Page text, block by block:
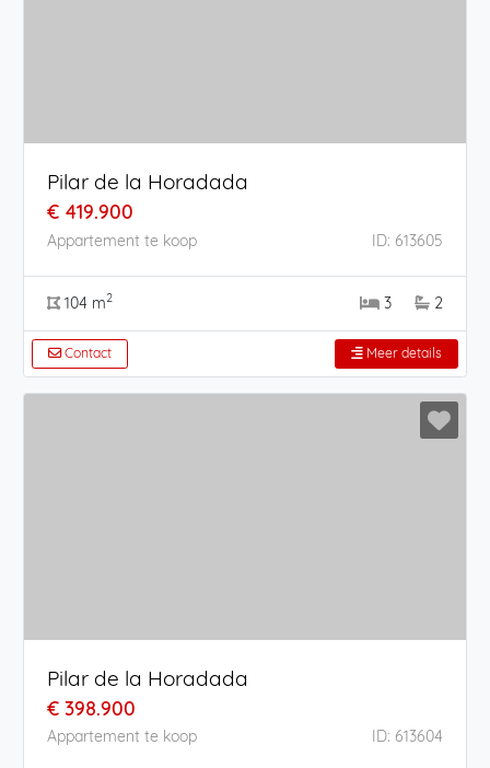
Pilar de la Horadada
€ 419.900
Appartement te koop ID: 613605
104 m2 3 2
Contact Meer details
Pilar de la Horadada
€ 398.900
Appartement te koop ID: 613604